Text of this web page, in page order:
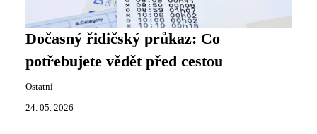
Dočasný řidičský průkaz: Co
potřebujete vědět před cestou
Ostatní
24. 05. 2026